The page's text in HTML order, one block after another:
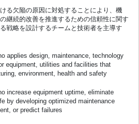
る欠陥の原因に対処することにより、機
継続的改善を推進するための信頼性に関す
戦略を設計するチームと技術者を主導す
applies design, maintenance, technology
equipment, utilities and facilities that
environment, health and safety​
increase equipment uptime, eliminate
by developing optimized maintenance
or predict failures